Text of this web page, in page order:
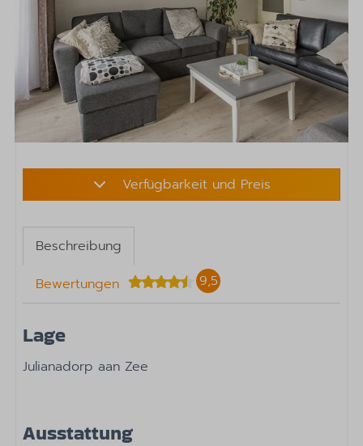
Verfügbarkeit und Preis
Beschreibung
Bewertungen
9,5
Lage
Julianadorp aan Zee
Ausstattung